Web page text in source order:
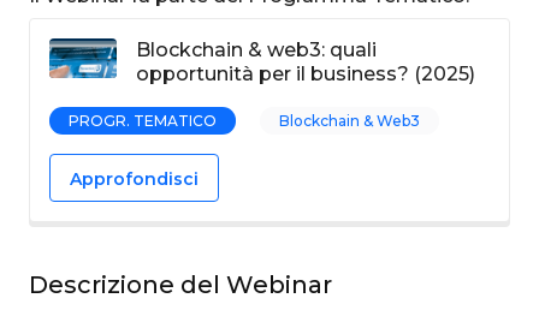
Blockchain & web3: quali
opportunità per il business? (2025)
PROGR. TEMATICO Blockchain & Web3
Approfondisci
Descrizione del Webinar